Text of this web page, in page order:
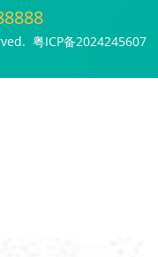
粤ICP备2024245607